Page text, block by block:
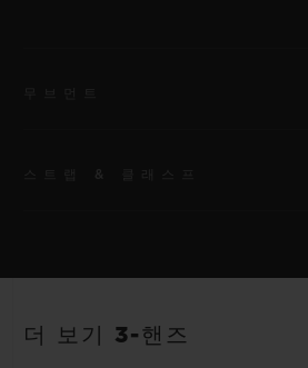
40시간
스트랩
더 보기 3-핸즈